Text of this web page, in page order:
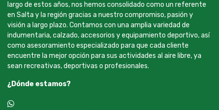
largo de estos años, nos hemos consolidado como un referente
en Salta y la región gracias a nuestro compromiso, pasión y
visión a largo plazo. Contamos con una amplia variedad de
indumentaria, calzado, accesorios y equipamiento deportivo, así
como asesoramiento especializado para que cada cliente
encuentre la mejor opción para sus actividades al aire libre, ya
sean recreativas, deportivas o profesionales.
¿Dónde estamos?